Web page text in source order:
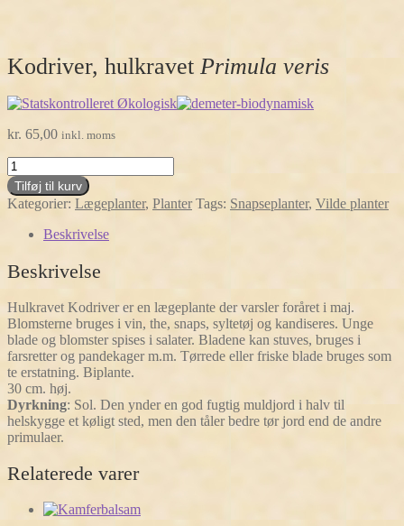
Kodriver, hulkravet Primula veris
kr. 65,00 inkl. moms
Kodriver,
hulkravet
Primula
veris
antal
Tilføj til kurv
Kategorier: Lægeplanter, Planter Tags: Snapseplanter, Vilde planter
Beskrivelse
Beskrivelse
Hulkravet Kodriver er en lægeplante der varsler foråret i maj.
Blomsterne bruges i vin, the, snaps, syltetøj og kandiseres. Unge
blade og blomster spises i salater. Bladene kan stuves, bruges i
farsretter og pandekager m.m. Tørrede eller friske blade bruges som
te erstatning. Biplante.
30 cm. høj.
Dyrkning: Sol. Den ynder en god fugtig muldjord i halv til
helskygge et køligt sted, men den tåler bedre tør jord end de andre
primulaer.
Relaterede varer